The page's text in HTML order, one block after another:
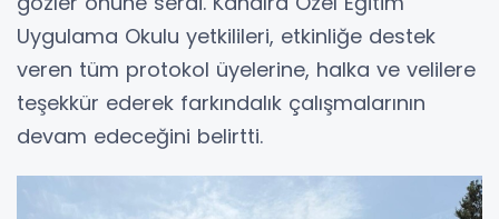
Uygulama Okulu yetkilileri, etkinliğe destek
veren tüm protokol üyelerine, halka ve velilere
teşekkür ederek farkındalık çalışmalarının
devam edeceğini belirtti.